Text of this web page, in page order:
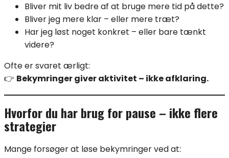
Bliver mit liv bedre af at bruge mere tid på dette?
Bliver jeg mere klar – eller mere træt?
Har jeg løst noget konkret – eller bare tænkt
videre?
Ofte er svaret ærligt:
👉 Bekymringer giver aktivitet – ikke afklaring.
Hvorfor du har brug for pause – ikke flere
strategier
Mange forsøger at løse bekymringer ved at: